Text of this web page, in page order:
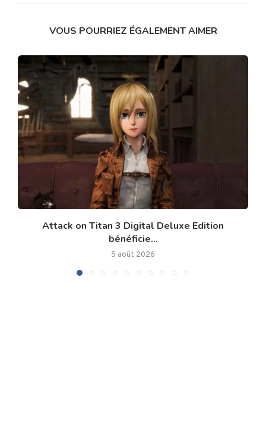
VOUS POURRIEZ ÉGALEMENT AIMER
Attack on Titan 3 Digital Deluxe Edition
bénéficie...
5 août 2026